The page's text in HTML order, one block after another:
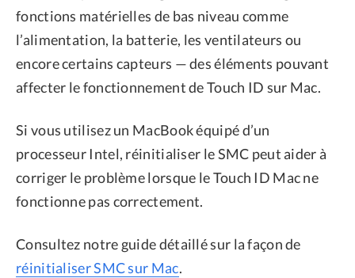
fonctions matérielles de bas niveau comme
l’alimentation, la batterie, les ventilateurs ou
encore certains capteurs — des éléments pouvant
affecter le fonctionnement de Touch ID sur Mac.
Si vous utilisez un MacBook équipé d’un
processeur Intel, réinitialiser le SMC peut aider à
corriger le problème lorsque le Touch ID Mac ne
fonctionne pas correctement.
Consultez notre guide détaillé sur la façon de
réinitialiser SMC sur Mac.